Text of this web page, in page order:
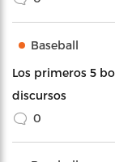
Baseball
Los primeros 5
discursos
0